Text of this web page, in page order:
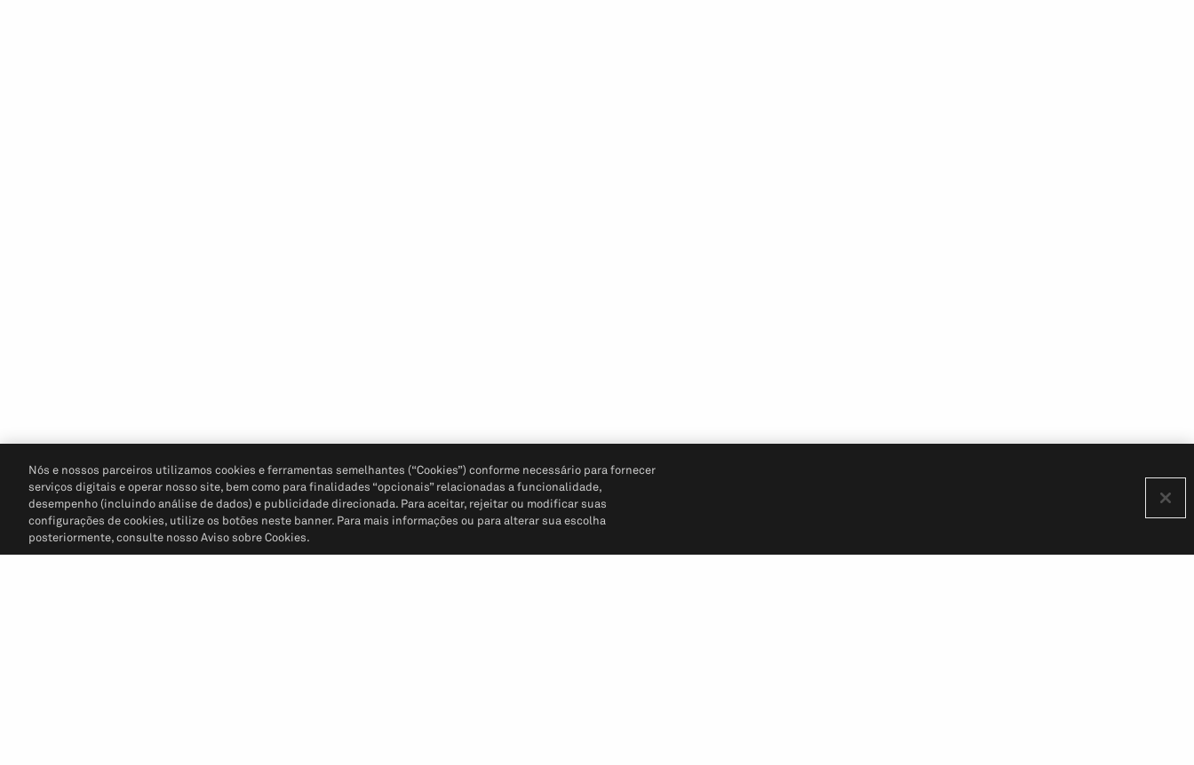
Nós e nossos parceiros utilizamos cookies e ferramentas semelhantes (“Cookies”) conforme necessário para fornecer
serviços digitais e operar nosso site, bem como para finalidades “opcionais” relacionadas a funcionalidade,
desempenho (incluindo análise de dados) e publicidade direcionada. Para aceitar, rejeitar ou modificar suas
configurações de cookies, utilize os botões neste banner. Para mais informações ou para alterar sua escolha
posteriormente, consulte nosso Aviso sobre Cookies.